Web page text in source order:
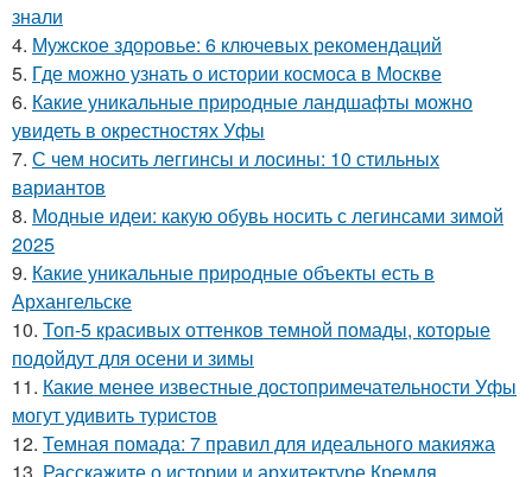
знали
4. Мужское здоровье: 6 ключевых рекомендаций
5. Где можно узнать о истории космоса в Москве
6. Какие уникальные природные ландшафты можно
увидеть в окрестностях Уфы
7. С чем носить леггинсы и лосины: 10 стильных
вариантов
8. Модные идеи: какую обувь носить с легинсами зимой
2025
9. Какие уникальные природные объекты есть в
Архангельске
10. Топ-5 красивых оттенков темной помады, которые
подойдут для осени и зимы
11. Какие менее известные достопримечательности Уфы
могут удивить туристов
12. Темная помада: 7 правил для идеального макияжа